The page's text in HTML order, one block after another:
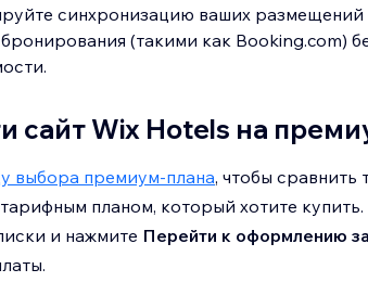
синхронизацию ваших размещений
(такими как Booking.com)
сайт Wix Hotels на
выбора премиум-плана, чтобы сравнить
планом, который хотите купить.
и нажмите Перейти к оформлению